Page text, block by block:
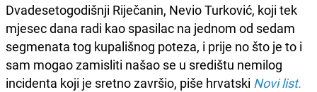
Dvadesetogodišnji Riječanin, Nevio Turković, koji tek
mjesec dana radi kao spasilac na jednom od sedam
segmenata tog kupališnog poteza, i prije no što je to i
sam mogao zamisliti našao se u središtu nemilog
incidenta koji je sretno završio, piše hrvatski Novi list.